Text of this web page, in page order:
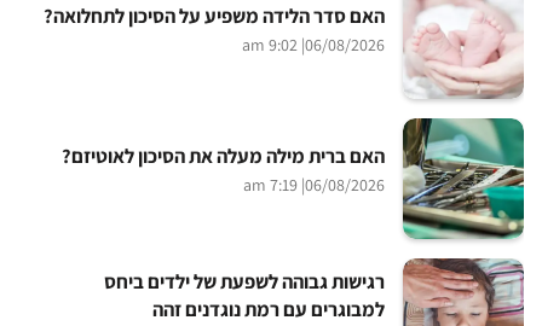
האם סדר הלידה משפיע על הסיכון לתחלואה?
06/08/2026
| 9:02 am
האם ברית מילה מעלה את הסיכון לאוטיזם?
06/08/2026
| 7:19 am
רגישות גבוהה לשפעת של ילדים ביחס
למבוגרים עם רמת נוגדנים זהה